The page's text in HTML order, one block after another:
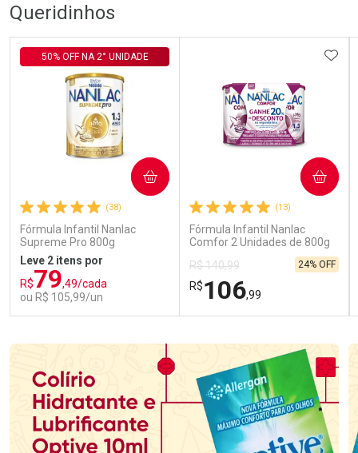
Queridinhos
(38)
Fórmula Infantil Nanlac
Supreme Pro 800g
50% OFF NA 2° UNIDADE
Leve 2 itens por
R$79,49/cada
ou R$ 105,99/un
COMPRAR
(13)
Fórmula Infantil Nanlac
Comfor 2 Unidades de 800g
R$ 140,99
R$106,99
24% OFF
COMPRAR
Laboratório
Por Menos